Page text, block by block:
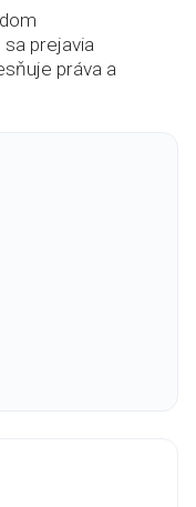
prejavia
práva a